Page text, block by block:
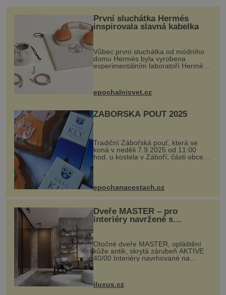
První sluchátka Hermés
inspirovala slavná kabelka
Vůbec první sluchátka od módního
domu Hermès byla vyrobena
experimentálním laboratoří Hermès
kovový...
epochalnisvet.cz
ZÁBOŘSKÁ POUŤ 2025
Tradiční Zábořská pouť, která se
koná v neděli 7.9.2025 od 11:00
hod. u kostela v Záboří, části obce
Kly u Mělníka. V programu naleznete
komentovanou prohlídku kostela,
epochanacestach.cz
Dveře MASTER – pro
interiéry navržené s
rozumem i vášní!
Otočné dveře MASTER, opláštění
kůže antik, skrytá zárubeň AKTIVE
40/00 Interiéry navrhované na
zakázku často vyžadují atypické
rozměry nejen nábytku, ale i
dnes umož...
iluxus.cz